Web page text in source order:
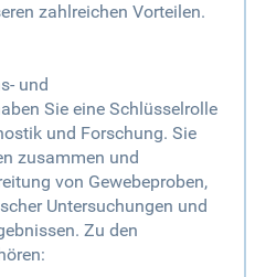
zahlreichen Vorteilen.
und
Sie eine Schlüsselrolle
und Forschung. Sie
zusammen und
von Gewebeproben,
Untersuchungen und
Zu den